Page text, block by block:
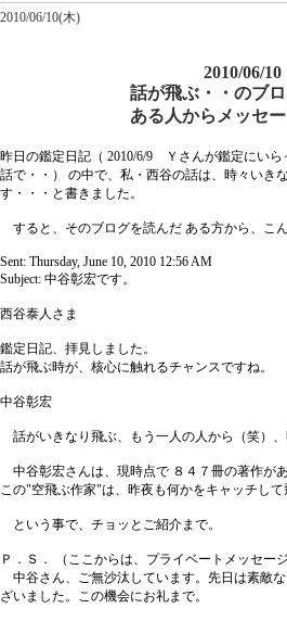
2010/06/10(木)
2010/06/10
話が飛ぶ・・のブロ
ある人からメッセー
昨日の鑑定日記（ 2010/6/9 Ｙさんが鑑定にい
話で・・） の中で、私・西谷の話は、時々いき
す・・・と書きました。
すると、そのブログを読んだ ある方から、こ
Sent: Thursday, June 10, 2010 12:56 AM
Subject: 中谷彰宏です。
西谷泰人さま
鑑定日記、拝見しました。
話が飛ぶ時が、核心に触れるチャンスですね。
中谷彰宏
話がいきなり飛ぶ、もう一人の人から（笑）、
中谷彰宏さんは、現時点で ８４７冊の著作が
この"空飛ぶ作家"は、昨夜も何かをキャッチし
という事で、チョッとご紹介まで。
Ｐ．Ｓ． （ここからは、プライベートメッセージ
中谷さん、ご無沙汰しています。先日は素敵
ざいました。この機会にお礼まで。